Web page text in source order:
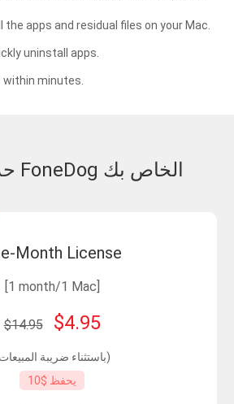
the apps and residual files on your Mac.
uninstall apps.
within minutes.
حدد ترخيص FoneDog الخاص بك
Month License
[1 month/1 Mac]
$14.95 $4.95
(باستثناء ضريبة المبيعات)
يحفظ $10